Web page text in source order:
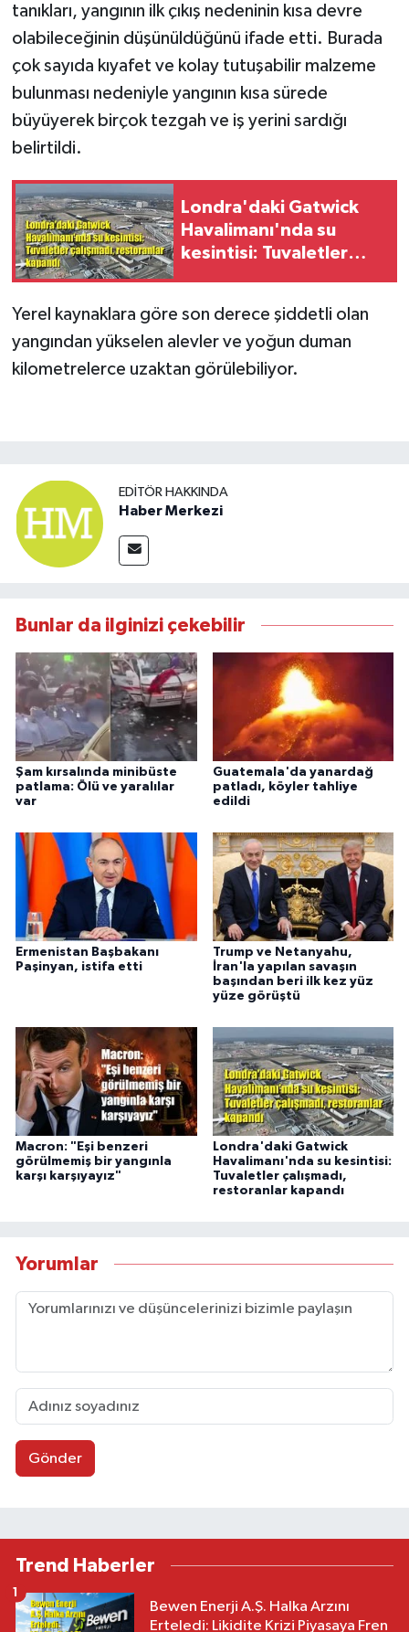
tanıkları, yangının ilk çıkış nedeninin kısa devre
olabileceğinin düşünüldüğünü ifade etti. Burada
çok sayıda kıyafet ve kolay tutuşabilir malzeme
bulunması nedeniyle yangının kısa sürede
büyüyerek birçok tezgah ve iş yerini sardığı
belirtildi.
Londra'daki Gatwick
Havalimanı'nda su
kesintisi: Tuvaletler
Yerel kaynaklara göre son derece şiddetli olan
yangından yükselen alevler ve yoğun duman
kilometrelerce uzaktan görülebiliyor.
EDITÖR HAKKINDA
Haber Merkezi
Bunlar da ilginizi çekebilir
Şam kırsalında minibüste
patlama: Ölü ve yaralılar
var
Guatemala'da yanardağ
patladı, köyler tahliye
edildi
Ermenistan Başbakanı
Paşinyan, istifa etti
Trump ve Netanyahu,
İran'la yapılan savaşın
başından beri ilk kez yüz
yüze görüştü
Macron: "Eşi benzeri
görülmemiş bir yangınla
karşı karşıyayız"
Londra'daki Gatwick
Havalimanı'nda su kesintisi:
Tuvaletler çalışmadı,
restoranlar kapandı
Yorumlar
Gönder
Trend Haberler
Bewen Enerji A.Ş. Halka Arzını
Erteledi: Likidite Krizi Piyasaya Fren
1